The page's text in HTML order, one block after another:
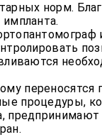
норм.
переносятся